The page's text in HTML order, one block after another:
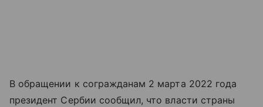
В обращении к согражданам 2 марта 2022 года
президент Сербии сообщил, что власти страны